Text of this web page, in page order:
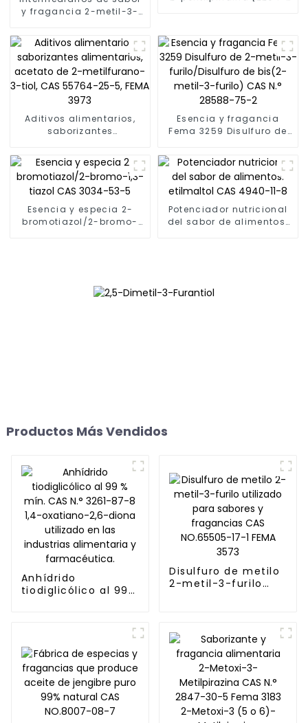
y fragancia 2-metil-3-
57124-87-5 FEMA 3787
Aditivos alimentarios,
saborizantes
2-metilfurano-3-tiol, CAS
55764-25-5, FEMA 3973
Esencia y fragancia
Fema 3259 Disulfuro de
de bis(2-metil-3-furilo)
CAS N.° 28588-75-2
Esencia y especia 2-
bromotiazol/2-bromo-
Potenciador nutricional
del sabor de alimentos:
Productos Más Vendidos
Anhídrido
tiodiglicólico al 99
oxatiano-2,6-diona
industrias
alimentaria y
farmacéutica.
Disulfuro de metilo
2-metil-3-furilo
NO.65505-17-1 FEMA
3573